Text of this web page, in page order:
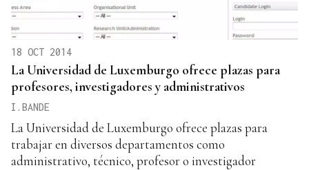
18 OCT 2014
La Universidad de Luxemburgo ofrece plazas para
profesores, investigadores y administrativos
I.BANDE
La Universidad de Luxemburgo ofrece plazas para
trabajar en diversos departamentos como
administrativo, técnico, profesor o investigador